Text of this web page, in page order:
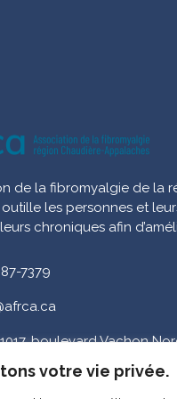
votre vie privée.
de la fibromyalgie de la
les personnes et
chroniques afin
7379
boulevard Vachon